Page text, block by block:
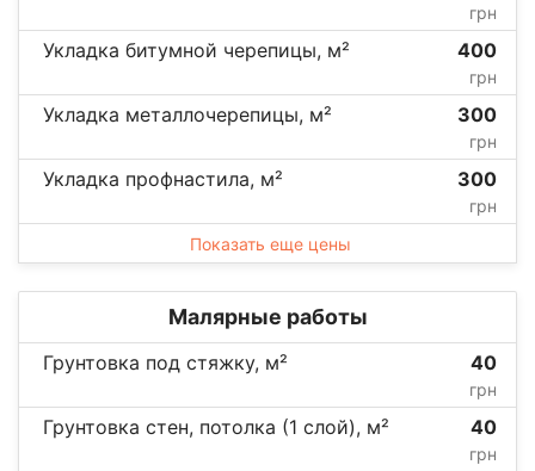
грн
Укладка битумной черепицы, м² 400
грн
Укладка металлочерепицы, м² 300
грн
Укладка профнастила, м² 300
грн
Показать еще цены
Малярные работы
Грунтовка под стяжку, м² 40
грн
Грунтовка стен, потолка (1 слой), м² 40
грн